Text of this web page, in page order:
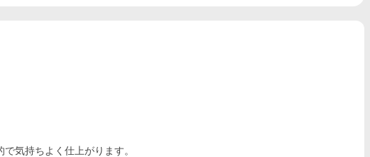
気持ちよく仕上がります。